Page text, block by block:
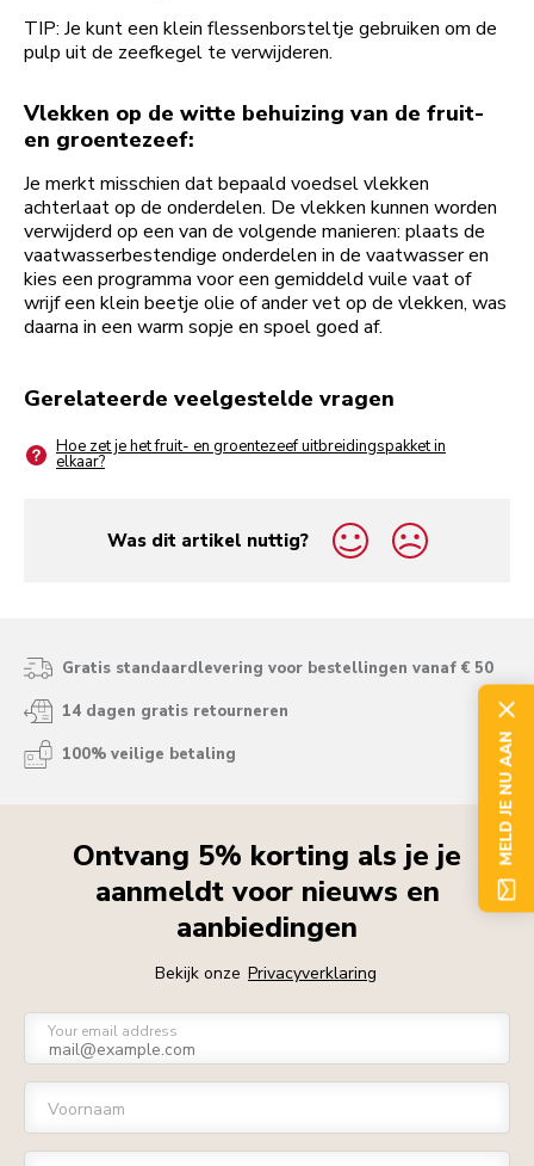
TIP: Je kunt een klein flessenborsteltje gebruiken om de
pulp uit de zeefkegel te verwijderen.
Vlekken op de witte behuizing van de fruit-
en groentezeef:
Je merkt misschien dat bepaald voedsel vlekken
achterlaat op de onderdelen. De vlekken kunnen worden
verwijderd op een van de volgende manieren: plaats de
vaatwasserbestendige onderdelen in de vaatwasser en
kies een programma voor een gemiddeld vuile vaat of
wrijf een klein beetje olie of ander vet op de vlekken, was
daarna in een warm sopje en spoel goed af.
Gerelateerde veelgestelde vragen
Hoe zet je het fruit- en groentezeef uitbreidingspakket in
elkaar?
Was dit artikel nuttig?
yes
no
Gratis standaardlevering voor bestellingen vanaf € 50
14 dagen gratis retourneren
100% veilige betaling
Ontvang 5% korting als je je
aanmeldt voor nieuws en
aanbiedingen
Bekijk onze Privacyverklaring
Your email address
Voornaam
MELD JE NU AAN